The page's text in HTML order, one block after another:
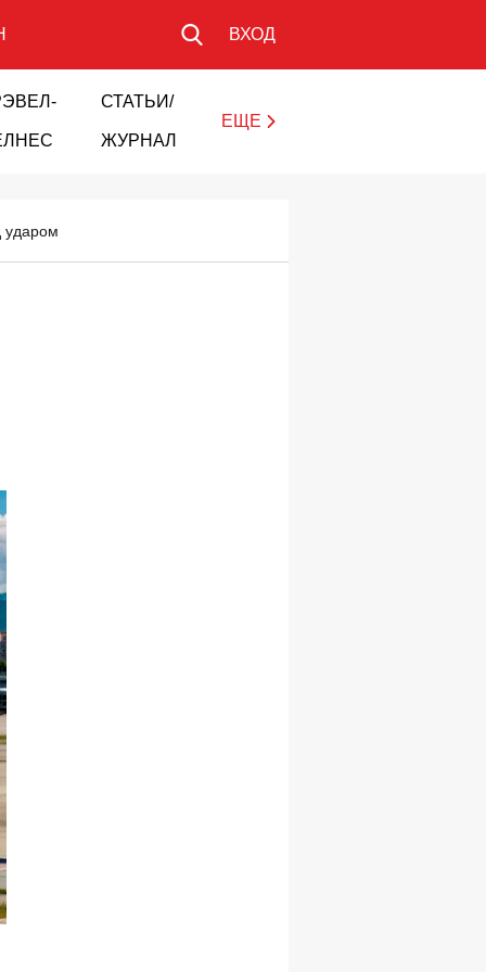
ВХОД
СТАТЬИ/
ЖУРНАЛ
ЕЩЕ
ударом